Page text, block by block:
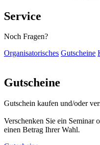
Service
Noch Fragen?
Organisatorisches Gutscheine
Gutscheine
Gutschein kaufen und/oder
Verschenken Sie ein Seminar
einen Betrag Ihrer Wahl.